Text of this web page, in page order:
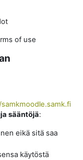
of use
sääntöjä:
eikä sitä saa
käytöstä